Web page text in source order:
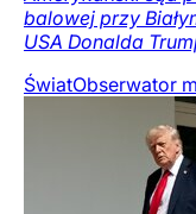
balowej przy
USA Donalda
ŚwiatObserwator